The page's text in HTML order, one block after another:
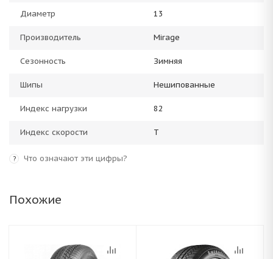
Диаметр 13
Производитель Mirage
Сезонность Зимняя
Шипы Нешипованные
Индекс нагрузки 82
Индекс скорости T
? Что означают эти цифры?
Похожие